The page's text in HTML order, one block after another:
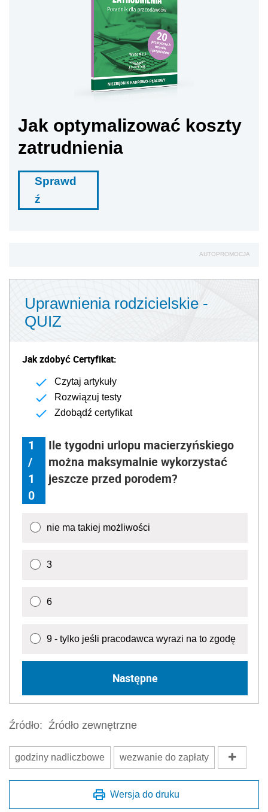
Jak optymalizować koszty
zatrudnienia
Sprawd
ź
AUTOPROMOCJA
Uprawnienia rodzicielskie -
QUIZ
Jak zdobyć Certyfikat:
Czytaj artykuły
Rozwiązuj testy
Zdobądź certyfikat
1
/
1
0
Ile tygodni urlopu macierzyńskiego
można maksymalnie wykorzystać
jeszcze przed porodem?
nie ma takiej możliwości
3
6
9 - tylko jeśli pracodawca wyrazi na to zgodę
Następne
Źródło: Źródło zewnętrzne
godziny nadliczbowe wezwanie do zapłaty
Wersja do druku